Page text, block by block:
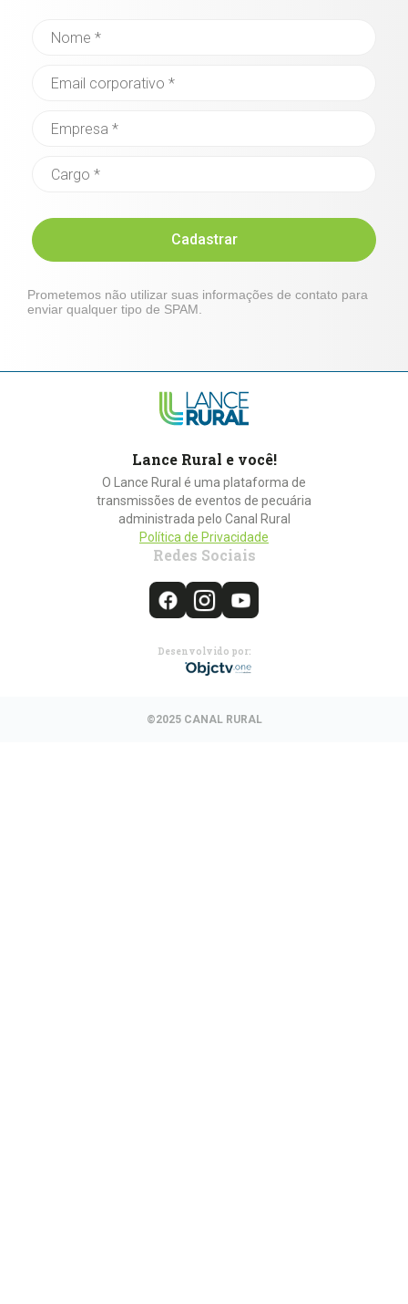
Cadastrar
Prometemos não utilizar suas informações de contato para
enviar qualquer tipo de SPAM.
Lance Rural e você!
O Lance Rural é uma plataforma de
transmissões de eventos de pecuária
administrada pelo Canal Rural
Política de Privacidade
Redes Sociais
Desenvolvido por:
©2025 CANAL RURAL